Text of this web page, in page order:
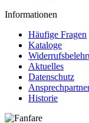
Informationen
Häufige Fragen
Kataloge
Aktuelles
Datenschutz
Historie